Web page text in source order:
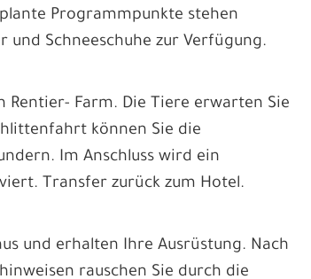
Programmpunkte stehen
und Schneeschuhe zur Verfügung.
Rentier- Farm. Die Tiere erwarten Sie
können Sie die
Im Anschluss wird ein
Transfer zurück zum Hotel.
und erhalten Ihre Ausrüstung. Nach
rauschen Sie durch die